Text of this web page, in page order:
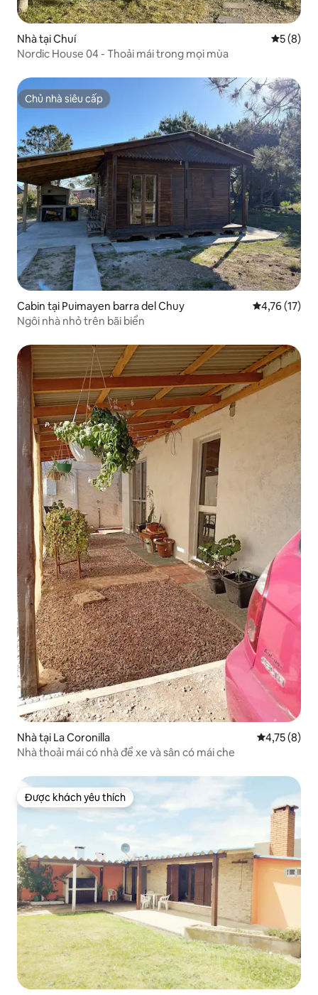
Nhà tại Chuí Xếp5 (8)
Nordic House 04 - Thoải mái trong mọi mùa
Chủ nhà siêu cấp
Chủ nhà siêu cấp
Cabin tại Puimayen barra del Chuy Xếp hạng
4,76 (17)
Ngôi nhà nhỏ trên bãi biển
Nhà tại La Coronilla Xếp hạng
4,75 (8)
Nhà thoải mái có nhà để xe và sân có mái che
Được khách yêu thích
Được khách yêu thích